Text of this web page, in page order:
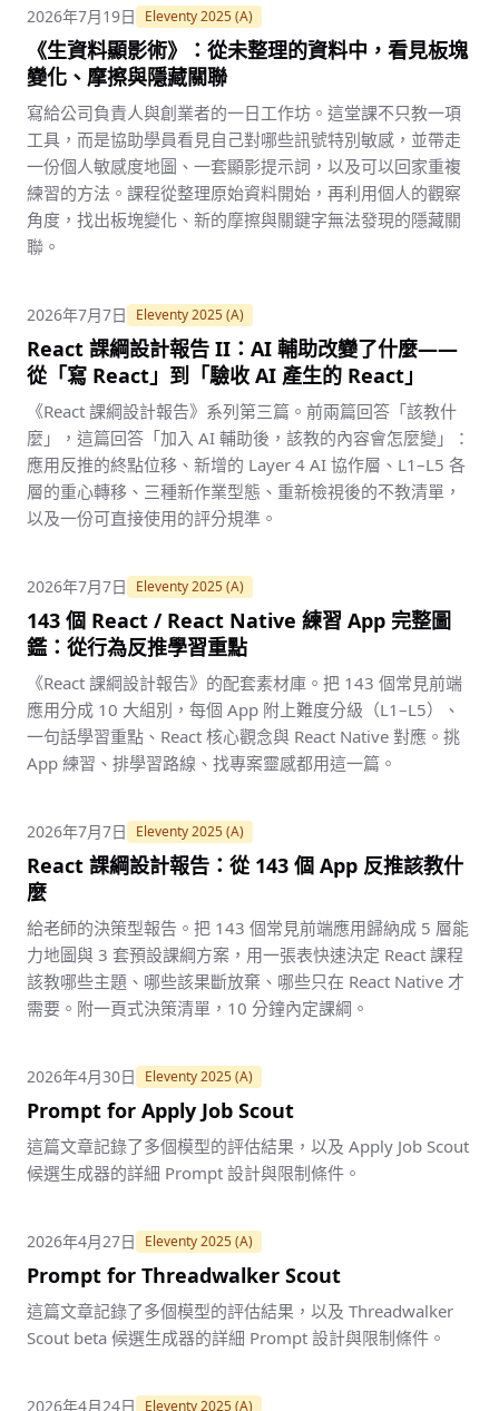
2026年7月19日 Eleventy 2025 (A)
《生資料顯影術》：從未整理的資料中，看見板塊
變化、摩擦與隱藏關聯
寫給公司負責人與創業者的一日工作坊。這堂課不只教一項
工具，而是協助學員看見自己對哪些訊號特別敏感，並帶走
一份個人敏感度地圖、一套顯影提示詞，以及可以回家重複
練習的方法。課程從整理原始資料開始，再利用個人的觀察
角度，找出板塊變化、新的摩擦與關鍵字無法發現的隱藏關
聯。
2026年7月7日 Eleventy 2025 (A)
React 課綱設計報告 II：AI 輔助改變了什麼——
從「寫 React」到「驗收 AI 產生的 React」
《React 課綱設計報告》系列第三篇。前兩篇回答「該教什
麼」，這篇回答「加入 AI 輔助後，該教的內容會怎麼變」：
應用反推的終點位移、新增的 Layer 4 AI 協作層、L1–L5 各
層的重心轉移、三種新作業型態、重新檢視後的不教清單，
以及一份可直接使用的評分規準。
2026年7月7日 Eleventy 2025 (A)
143 個 React / React Native 練習 App 完整圖
鑑：從行為反推學習重點
《React 課綱設計報告》的配套素材庫。把 143 個常見前端
應用分成 10 大組別，每個 App 附上難度分級（L1–L5）、
一句話學習重點、React 核心觀念與 React Native 對應。挑
App 練習、排學習路線、找專案靈感都用這一篇。
2026年7月7日 Eleventy 2025 (A)
React 課綱設計報告：從 143 個 App 反推該教什
麼
給老師的決策型報告。把 143 個常見前端應用歸納成 5 層能
力地圖與 3 套預設課綱方案，用一張表快速決定 React 課程
該教哪些主題、哪些該果斷放棄、哪些只在 React Native 才
需要。附一頁式決策清單，10 分鐘內定課綱。
2026年4月30日 Eleventy 2025 (A)
Prompt for Apply Job Scout
這篇文章記錄了多個模型的評估結果，以及 Apply Job Scout
候選生成器的詳細 Prompt 設計與限制條件。
2026年4月27日 Eleventy 2025 (A)
Prompt for Threadwalker Scout
這篇文章記錄了多個模型的評估結果，以及 Threadwalker
Scout beta 候選生成器的詳細 Prompt 設計與限制條件。
2026年4月24日 Eleventy 2025 (A)